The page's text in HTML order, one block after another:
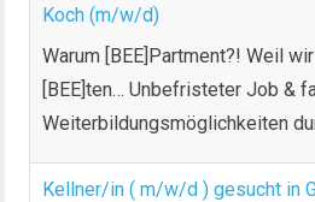
Koch (m/w/d)
Warum [BEE]Partment?! Weil
[BEE]ten… Unbefristeter Job &
Weiterbildungsmöglichkeiten
Kellner/in ( m/w/d ) gesucht in